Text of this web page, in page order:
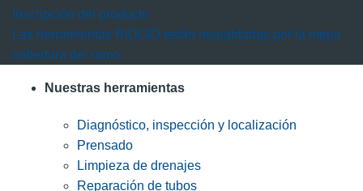
Inscripción del producto
Las herramientas RIDGID están respaldadas por la mejor
cobertura del ramo.
Nuestras herramientas
Diagnóstico, inspección y localización
Prensado
Limpieza de drenajes
Reparación de tubos